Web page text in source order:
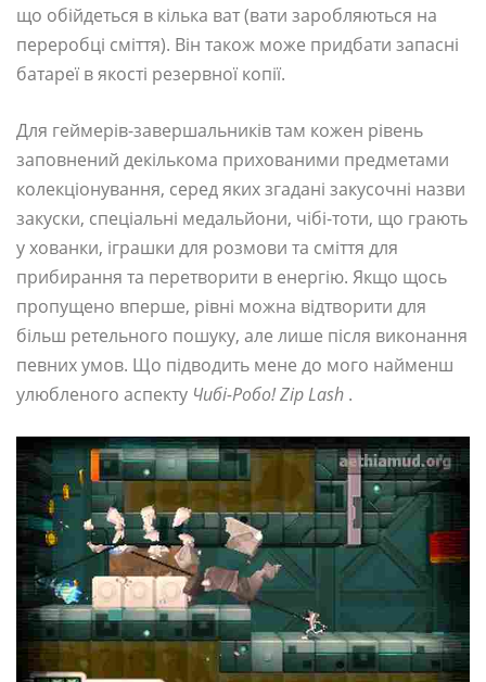
що обійдеться в кілька ват (вати заробляються на
переробці сміття). Він також може придбати запасні
батареї в якості резервної копії.
Для геймерів-завершальників там кожен рівень
заповнений декількома прихованими предметами
колекціонування, серед яких згадані закусочні назви
закуски, спеціальні медальйони, чібі-тоти, що грають
у хованки, іграшки для розмови та сміття для
прибирання та перетворити в енергію. Якщо щось
пропущено вперше, рівні можна відтворити для
більш ретельного пошуку, але лише після виконання
певних умов. Що підводить мене до мого найменш
улюбленого аспекту Чибі-Робо! Zip Lash .